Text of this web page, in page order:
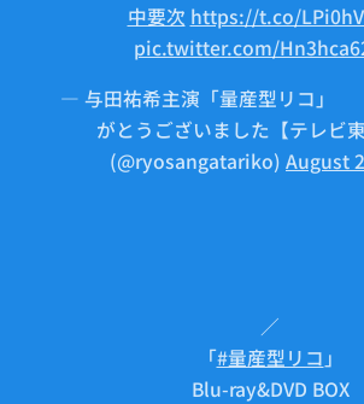
中要次 https://t.co/
pic.twitter.com/
— 与田祐希主演「量産型リコ」
がとうございました【テレビ東
(@ryosangatariko) August
／
「#量産型リコ 」
Blu-ray&DVD BOX